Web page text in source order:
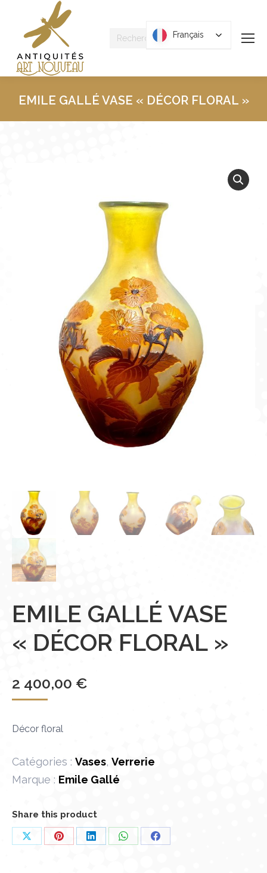
Recherche
EMILE GALLÉ VASE « DÉCOR FLORAL »
EMILE GALLÉ VASE
« DÉCOR FLORAL »
2 400,00 €
Décor floral
Catégories : Vases, Verrerie
Marque : Emile Gallé
Share this product
PartagerPartagerPartagerPartagerPartager
Français
Français